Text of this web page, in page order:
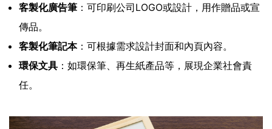
客製化廣告筆 ：可印刷公司LOGO或設計，用作贈品或宣
傳品。
客製化筆記本：可根據需求設計封面和內頁內容。
環保文具 ：如環保筆、再生紙產品等，展現企業社會責
任。